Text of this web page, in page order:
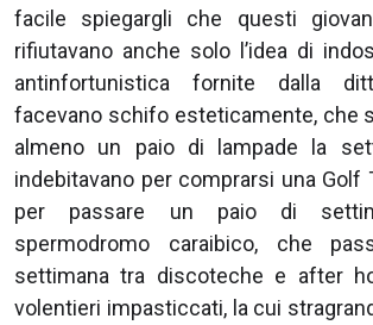
facile spiegargli che questi
rifiutavano anche solo l’idea di
antinfortunistica fornite dalla
facevano schifo esteticamente, che
almeno un paio di lampade la
indebitavano per comprarsi una Golf
per passare un paio di
spermodromo caraibico, che
settimana tra discoteche e after
volentieri impasticcati, la cui